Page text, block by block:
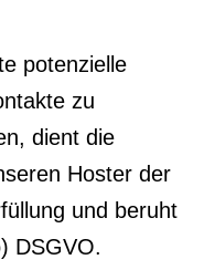
potenzielle
zu
dient die
Hoster der
und beruht
DSGVO.